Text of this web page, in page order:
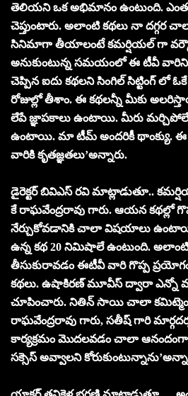
తెలియని ఒక అభిమానం ఉంటుంది.
చెప్తుంటారు. అలాంటి కథలు నా
సినిమాగా తీయాలంటే కమర్షియల్ గా
అనుకుంటున్న సమయంలో ఈ టీవీ వారిని
చెప్పిన ఐదు కథలని సింగిల్ సిట్టింగ్ లో
రోజుల్లో తీశాం. ఈ కథలన్నీ మీకు
లేపే జ్ఞాపకాలు ఉంటాయి. మీరు
ఉంటాయి. మా టీమ్ అందరికీ థాంక్యు. ఈ
వారికి కృతజ్ఞతలు’అన్నారు.
డైరెక్టర్ బివిఎస్ రవి మాట్లాడుతూ..
కే రాఘవేంద్రరావు గారు. ఆయన కథల్లో
నేర్చుకోవడానికి చాలా విషయాలు
ఉన్న కథ 20 నిమిషాలే ఉంటుంది.
తీసుకురావడం ఈటీవీ వారి గొప్ప
కథలు. ఉషాకిరణ్ మూవీస్ ద్వారా ఎన్నో మంచి
చూపించారు. నితిన్ సాయి చాలా కమిట్మెంట్
రాఘవేంద్రరావు గారు, సతీష్ గారి
కార్యక్రమం మొదలవడం చాలా
సక్సెస్ అవ్వాలని